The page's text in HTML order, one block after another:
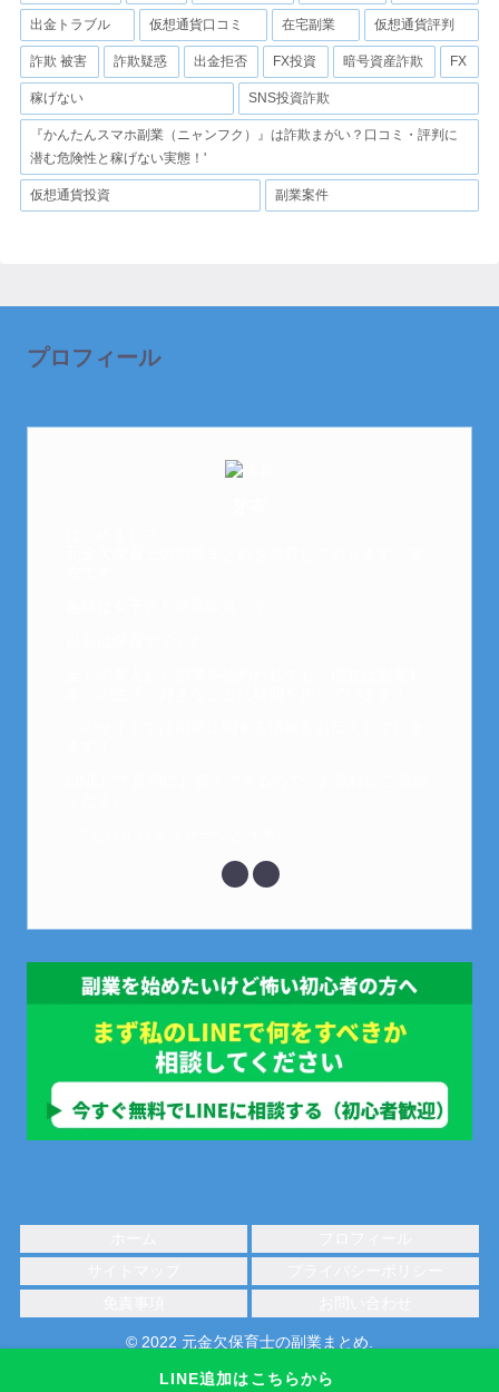
出金トラブル 仮想通貨口コミ 在宅副業 仮想通貨評判
詐欺 被害 詐欺疑惑 出金拒否 FX投資 暗号資産詐欺 FX
稼げない SNS投資詐欺
『かんたんスマホ副業（ニャンフク）』は詐欺まがい？口コミ・評判に
潜む危険性と稼げない実態！'
仮想通貨投資 副業案件
LINE追加はこちらから
プロフィール
© 2022 元金欠保育士の副業まとめ.